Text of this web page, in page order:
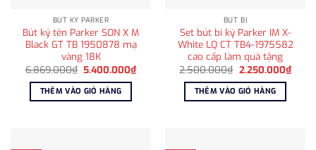
BÚT KÝ PARKER
Bút ký tên Parker SON X M
Black GT TB 1950878 mạ
vàng 18K
6.869.000₫ Giá
là:
6.869.000₫.
5.400.000₫Giá
hiện
5.400.000₫.
THÊM VÀO GIỎ HÀNG
BÚT BI
Set bút bi ký Parker IM X-
White LQ CT TB4-1975582
cao cấp làm quà tặng
2.500.000₫ Giá
là:
2.500.000₫.
2.250.000₫Giá
hiện
THÊM VÀO GIỎ HÀNG